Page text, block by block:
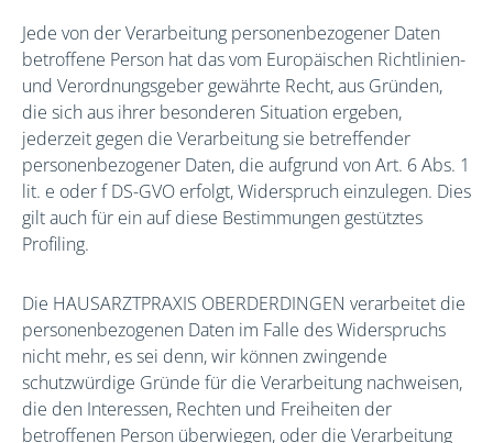
Jede von der Verarbeitung personenbezogener Daten
betroffene Person hat das vom Europäischen Richtlinien-
und Verordnungsgeber gewährte Recht, aus Gründen,
die sich aus ihrer besonderen Situation ergeben,
jederzeit gegen die Verarbeitung sie betreffender
personenbezogener Daten, die aufgrund von Art. 6 Abs. 1
lit. e oder f DS-GVO erfolgt, Widerspruch einzulegen. Dies
gilt auch für ein auf diese Bestimmungen gestütztes
Profiling.
Die HAUSARZTPRAXIS OBERDERDINGEN verarbeitet die
personenbezogenen Daten im Falle des Widerspruchs
nicht mehr, es sei denn, wir können zwingende
schutzwürdige Gründe für die Verarbeitung nachweisen,
die den Interessen, Rechten und Freiheiten der
betroffenen Person überwiegen, oder die Verarbeitung